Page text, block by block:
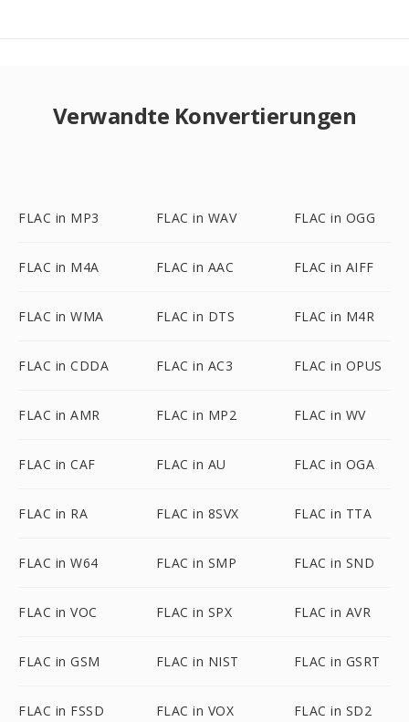
Verwandte Konvertierungen
FLAC in MP3 FLAC in WAV FLAC in OGG
FLAC in M4A FLAC in AAC FLAC in AIFF
FLAC in WMA FLAC in DTS FLAC in M4R
FLAC in CDDA FLAC in AC3 FLAC in OPUS
FLAC in AMR FLAC in MP2 FLAC in WV
FLAC in CAF FLAC in AU FLAC in OGA
FLAC in RA FLAC in 8SVX FLAC in TTA
FLAC in W64 FLAC in SMP FLAC in SND
FLAC in VOC FLAC in SPX FLAC in AVR
FLAC in GSM FLAC in NIST FLAC in GSRT
FLAC in FSSD FLAC in VOX FLAC in SD2